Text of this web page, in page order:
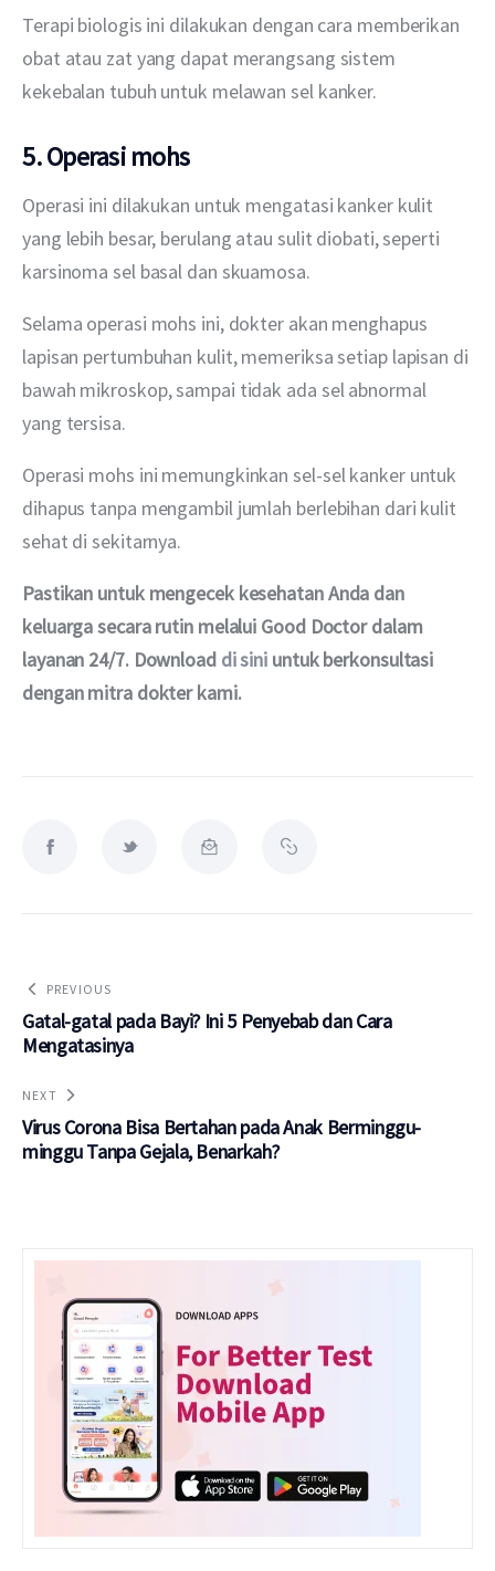
Terapi biologis ini dilakukan dengan cara memberikan
obat atau zat yang dapat merangsang sistem
kekebalan tubuh untuk melawan sel kanker.
5. Operasi mohs
Operasi ini dilakukan untuk mengatasi kanker kulit
yang lebih besar, berulang atau sulit diobati, seperti
karsinoma sel basal dan skuamosa.
Selama operasi mohs ini, dokter akan menghapus
lapisan pertumbuhan kulit, memeriksa setiap lapisan di
bawah mikroskop, sampai tidak ada sel abnormal
yang tersisa.
Operasi mohs ini memungkinkan sel-sel kanker untuk
dihapus tanpa mengambil jumlah berlebihan dari kulit
sehat di sekitarnya.
Pastikan untuk mengecek kesehatan Anda dan
keluarga secara rutin melalui Good Doctor dalam
layanan 24/7. Download di sini untuk berkonsultasi
dengan mitra dokter kami.
PREVIOUS
Gatal-gatal pada Bayi? Ini 5 Penyebab dan Cara
Mengatasinya
NEXT
Virus Corona Bisa Bertahan pada Anak Berminggu-
minggu Tanpa Gejala, Benarkah?